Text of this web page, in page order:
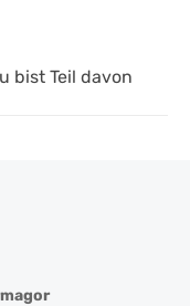
bist Teil davon